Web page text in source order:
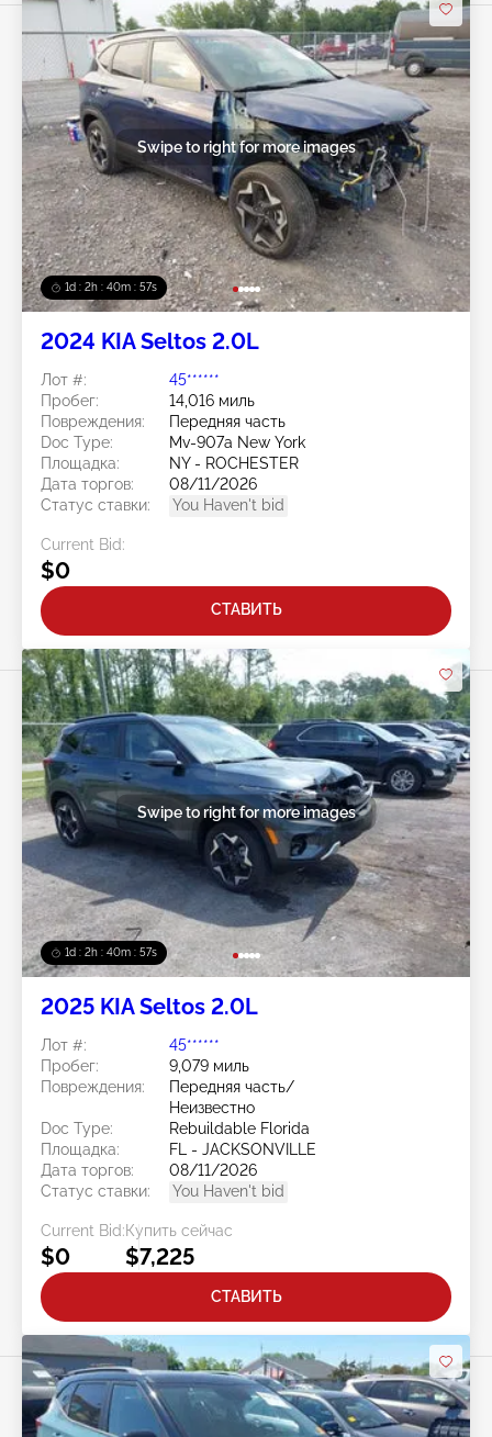
1d : 2h : 40m : 54s
Swipe to right for more images
2024 KIA Seltos 2.0L
Лот #:
45******
Пробег:
14,016 миль
Повреждения:
Передняя часть
Doc Type:
Mv-907a New York
Площадка:
NY - ROCHESTER
Дата торгов:
08/11/2026
Статус ставки:
You Haven't bid
Current Bid:
$0
СТАВИТЬ
1d : 2h : 40m : 54s
Swipe to right for more images
2025 KIA Seltos 2.0L
Лот #:
45******
Пробег:
9,079 миль
Повреждения:
Передняя часть/
Неизвестно
Doc Type:
Rebuildable Florida
Площадка:
FL - JACKSONVILLE
Дата торгов:
08/11/2026
Статус ставки:
You Haven't bid
Current Bid:
$0
Купить сейчас
$7,225
СТАВИТЬ